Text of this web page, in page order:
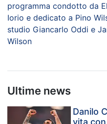
programma condotto da
Iorio e dedicato a Pino
studio Giancarlo Oddi e
Wilson
Ultime news
Danilo
vita